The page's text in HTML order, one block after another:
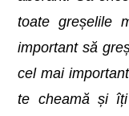
toate greșelile
important să
cel mai
te cheamă și